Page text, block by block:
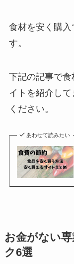
食材を安く購入
す。
下記の記事で
イトを紹介し
ください。
あわせて読みたい
お金がない
ク6選